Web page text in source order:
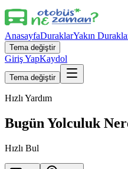
AnasayfaDuraklarYakın
Tema değiştir
Giriş YapKaydol
Tema değiştir
Hızlı Yardım
Bugün Yolculuk
Hızlı Bul